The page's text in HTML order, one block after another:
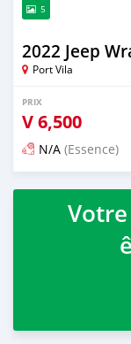
5
2022 Jeep
Port Vila
PRIX
V6,500
N/A (Essence)
Publié il y a environ